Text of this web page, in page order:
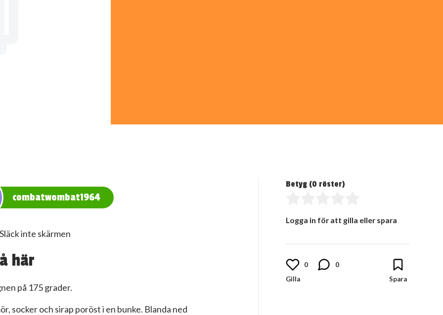
combatwombat1964
Släck inte skärmen
här
på 175 grader.
socker och sirap poröst i en bunke. Blanda ned
Betyg (0 röster)
Logga in för att gilla eller spara
0 0